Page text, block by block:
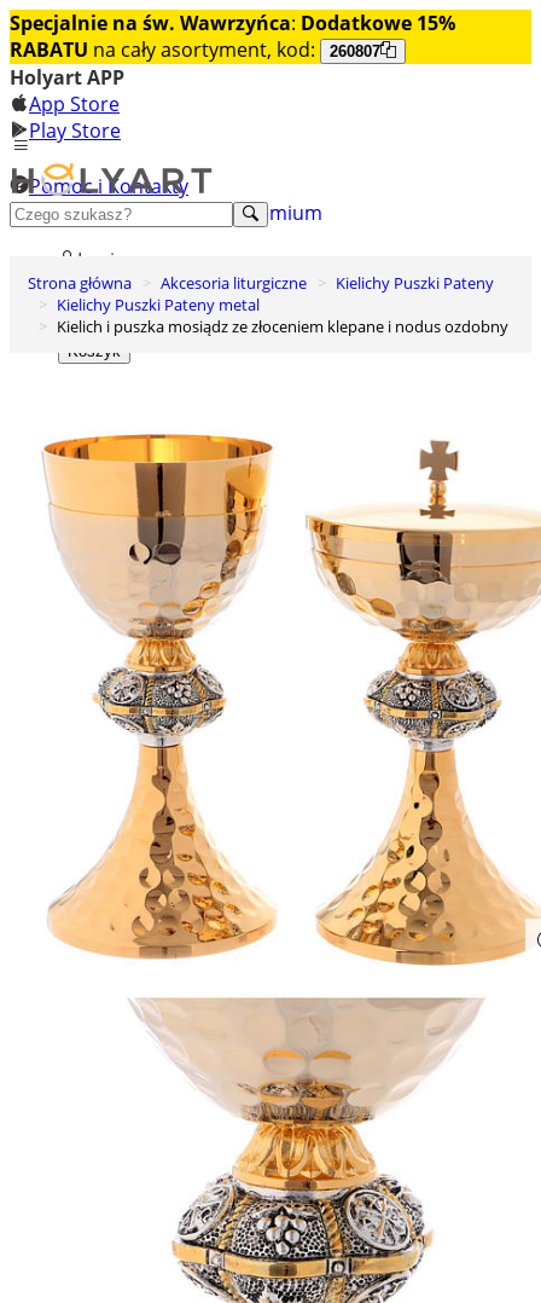
Specjalnie na św. Wawrzyńca: Dodatkowe 15%
RABATU na cały asortyment, kod: 260807
Holyart APP
App Store
Play Store
Pomoc i Kontakty
+48 222 922 860
Odkryj premium
Login
Lista życzeń
0
Koszyk
Strona główna Akcesoria liturgiczne
Kielichy Puszki Pateny
Kielichy Puszki Pateny metal
Kielich i puszka mosiądz ze złoceniem klepane i nodus ozdobny